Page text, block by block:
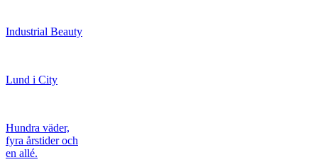
Industrial Beauty
Lund i City
Hundra väder,
fyra årstider och
en allé.